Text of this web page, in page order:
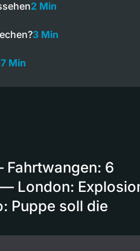
2 Min
3 Min
Min
6
London:
Puppe soll die